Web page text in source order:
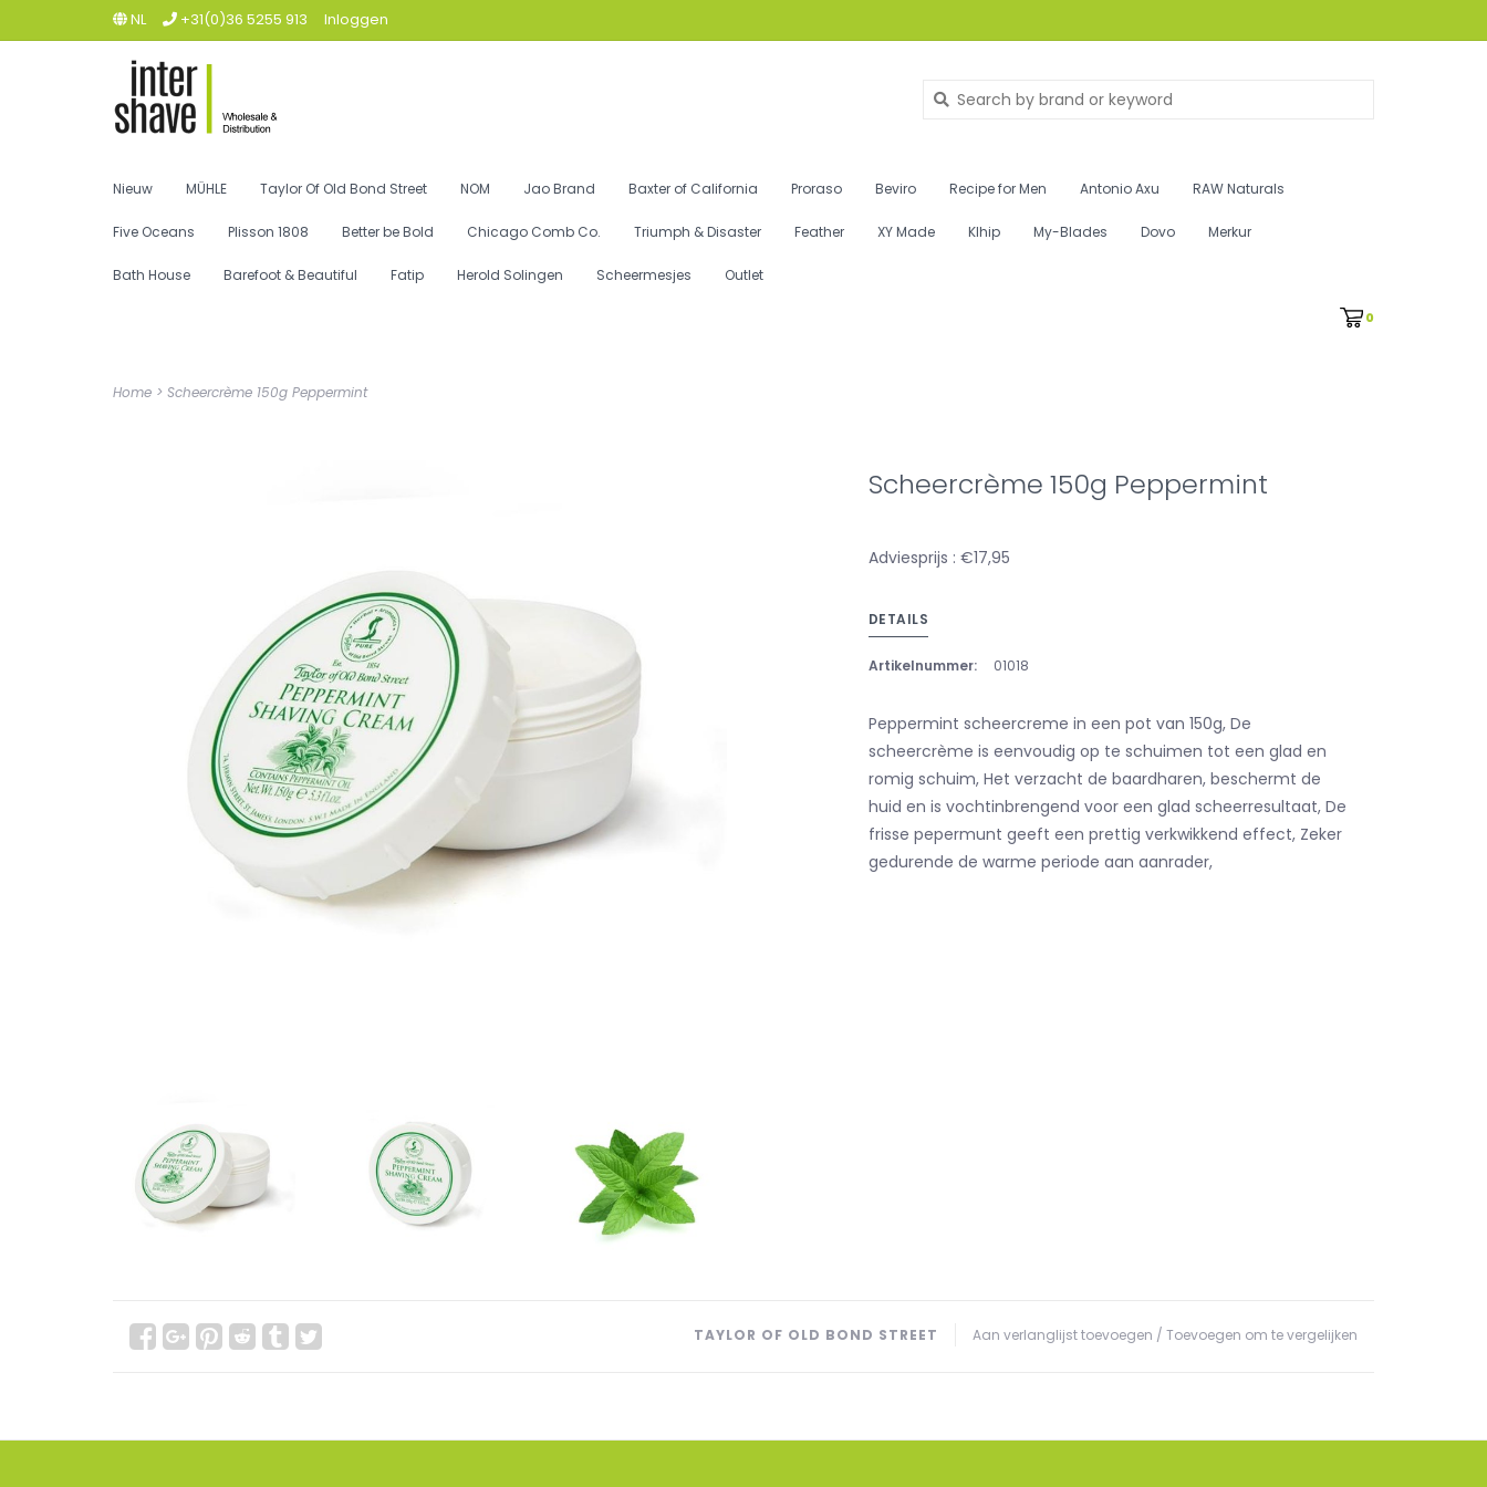
NL +31(0)36 5255 913 Inloggen
Nieuw MÜHLE Taylor Of Old Bond Street NOM Jao Brand Baxter of California Proraso Beviro Recipe for Men Antonio Axu RAW Naturals
Five Oceans Plisson 1808 Better be Bold Chicago Comb Co. Triumph & Disaster Feather XY Made Klhip My-Blades Dovo Merkur
Bath House Barefoot & Beautiful Fatip Herold Solingen Scheermesjes Outlet
0
Home > Scheercrème 150g Peppermint
Scheercrème 150g Peppermint
Adviesprijs : €17,95
DETAILS
Artikelnummer: 01018
Peppermint scheercreme in een pot van 150g, De
scheercrème is eenvoudig op te schuimen tot een glad en
romig schuim, Het verzacht de baardharen, beschermt de
huid en is vochtinbrengend voor een glad scheerresultaat, De
frisse pepermunt geeft een prettig verkwikkend effect, Zeker
gedurende de warme periode aan aanrader,
Aan verlanglijst toevoegen / Toevoegen om te vergelijken
TAYLOR OF OLD BOND STREET